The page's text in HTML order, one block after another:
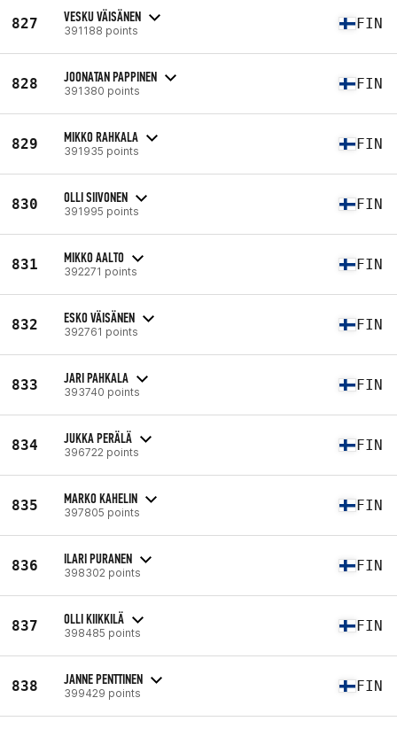
827 VESKU VÄISÄNEN
391188 points FIN
828 JOONATAN PAPPINEN
391380 points FIN
829 MIKKO RAHKALA
391935 points FIN
830 OLLI SIIVONEN
391995 points FIN
831 MIKKO AALTO
392271 points FIN
832 ESKO VÄISÄNEN
392761 points FIN
833 JARI PAHKALA
393740 points FIN
834 JUKKA PERÄLÄ
396722 points FIN
835 MARKO KAHELIN
397805 points FIN
836 ILARI PURANEN
398302 points FIN
837 OLLI KIIKKILÄ
398485 points FIN
838 JANNE PENTTINEN
399429 points FIN